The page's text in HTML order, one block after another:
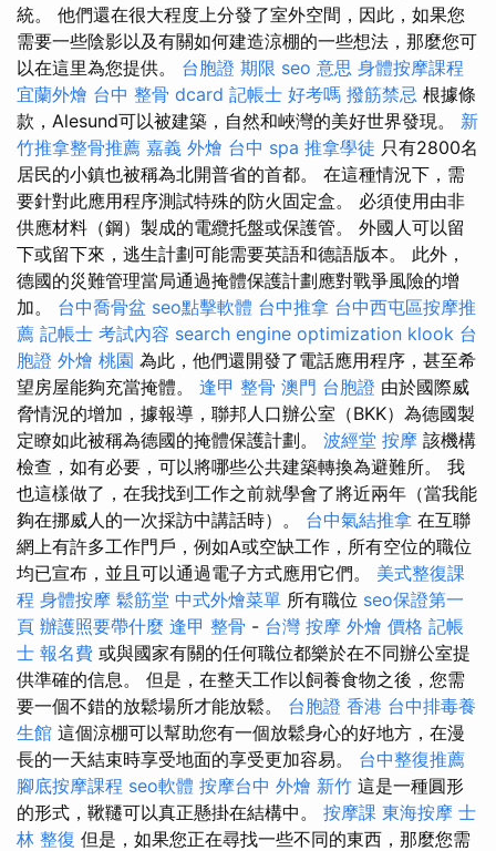
統。 他們還在很大程度上分發了室外空間，因此，如果您
需要一些陰影以及有關如何建造涼棚的一些想法，那麼您可
以在這里為您提供。 台胞證 期限 seo 意思 身體按摩課程
宜蘭外燴 台中 整骨 dcard 記帳士 好考嗎 撥筋禁忌 根據條
款，Alesund可以被建築，自然和峽灣的美好世界發現。 新
竹推拿整骨推薦 嘉義 外燴 台中 spa 推拿學徒 只有2800名
居民的小鎮也被稱為北開普省的首都。 在這種情況下，需
要針對此應用程序測試特殊的防火固定盒。 必須使用由非
供應材料（鋼）製成的電纜托盤或保護管。 外國人可以留
下或留下來，逃生計劃可能需要英語和德語版本。 此外，
德國的災難管理當局通過掩體保護計劃應對戰爭風險的增
加。 台中喬骨盆 seo點擊軟體 台中推拿 台中西屯區按摩推
薦 記帳士 考試內容 search engine optimization klook 台
胞證 外燴 桃園 為此，他們還開發了電話應用程序，甚至希
望房屋能夠充當掩體。 逢甲 整骨 澳門 台胞證 由於國際威
脅情況的增加，據報導，聯邦人口辦公室（BKK）為德國製
定瞭如此被稱為德國的掩體保護計劃。 波經堂 按摩 該機構
檢查，如有必要，可以將哪些公共建築轉換為避難所。 我
也這樣做了，在我找到工作之前就學會了將近兩年（當我能
夠在挪威人的一次採訪中講話時）。 台中氣結推拿 在互聯
網上有許多工作門戶，例如A或空缺工作，所有空位的職位
均已宣布，並且可以通過電子方式應用它們。 美式整復課
程 身體按摩 鬆筋堂 中式外燴菜單 所有職位 seo保證第一
頁 辦護照要帶什麼 逢甲 整骨 - 台灣 按摩 外燴 價格 記帳
士 報名費 或與國家有關的任何職位都樂於在不同辦公室提
供準確的信息。 但是，在整天工作以飼養食物之後，您需
要一個不錯的放鬆場所才能放鬆。 台胞證 香港 台中排毒養
生館 這個涼棚可以幫助您有一個放鬆身心的好地方，在漫
長的一天結束時享受地面的享受更加容易。 台中整復推薦
腳底按摩課程 seo軟體 按摩台中 外燴 新竹 這是一種圓形
的形式，鞦韆可以真正懸掛在結構中。 按摩課 東海按摩 士
林 整復 但是，如果您正在尋找一些不同的東西，那麼您需